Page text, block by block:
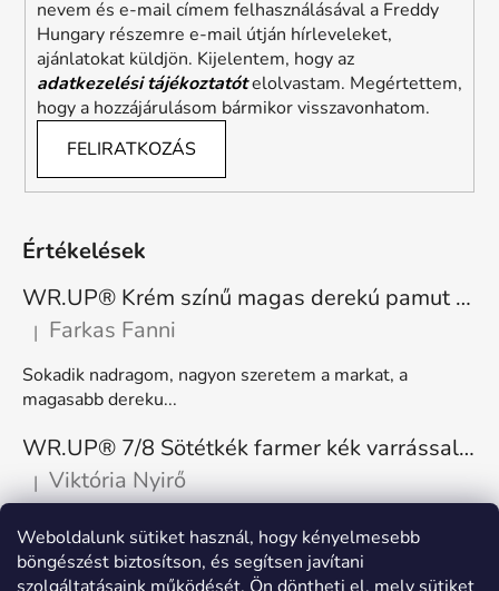
Weboldalunk sütiket használ, hogy kényelmesebb
böngészést biztosítson, és segítsen javítani
nevem és e-mail címem felhasználásával a Freddy
Hungary részemre e-mail útján hírleveleket,
ajánlatokat küldjön. Kijelentem, hogy az
adatkezelési tájékoztatótelolvastam. Megértettem,
hogy a hozzájárulásom bármikor visszavonhatom.
FELIRATKOZÁS
Értékelések
WR.UP® Krém színű magas derekú pamut nadrág RE(MOVE) WRUP1HC001ORG, Z40
A termék értékelése 5-ből 5 csillag.
| Farkas Fanni
Sokadik nadragom, nagyon szeretem a markat, a
magasabb dereku...
WR.UP® 7/8 Sötétkék farmer kék varrással, superskinny RE(MOVE) WRUP4RC002ORG, J0B
A termék értékelése 5-ből 5 csillag.
| Viktória Nyirő
Nagyon kényelmes, rugalmas. Méretnek megfelelő.